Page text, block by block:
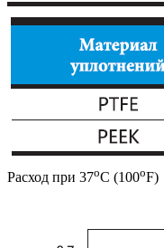
Расход при 37oC (100oF)